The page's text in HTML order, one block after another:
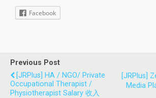
Facebook
Previous Post
[JRPlus] HA / NGO/ Private
Occupational Therapist /
Physiotherapist Salary 收入
[JRPlus]
Media